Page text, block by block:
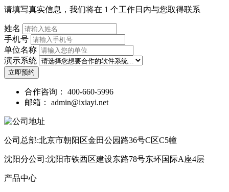
请填写真实信息，我们将在 1 个工作日内与您取得联系
姓名
手机号
单位名称
演示系统
立即预约
合作咨询： 400-660-5996
邮箱： admin@ixiayi.net
公司总部:北京市朝阳区金田公园路36号C区C5幢
沈阳分公司:沈阳市铁西区建设东路78号东环国际A座4层
产品中心